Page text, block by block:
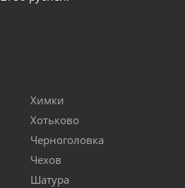
Химки
Хотьково
Черноголовка
Чехов
Шатура